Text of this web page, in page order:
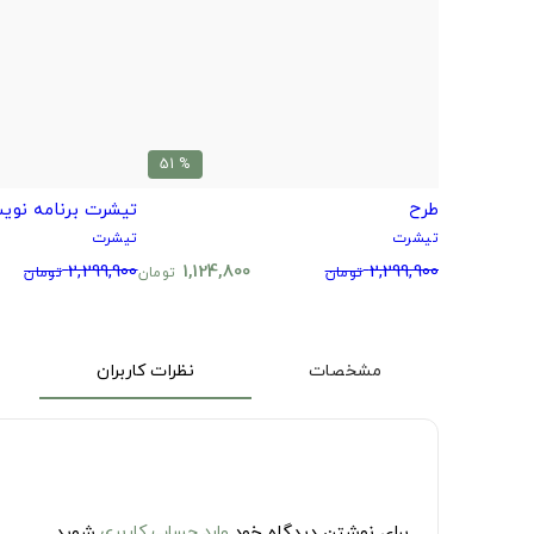
% 51
طرح
تیشرت
2,299,900 تومان 1,124,800 تومان
تیشرت برنامه
تیشرت
2,299,900 تومان
مشخصات نظرات کاربران